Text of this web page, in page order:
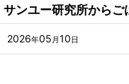
サンユー研究所からご
2026年05 月10日